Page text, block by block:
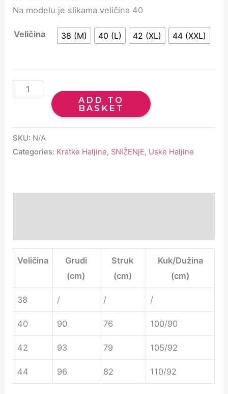
Na modelu je slikama veličina 40
Veličina 38 (M) 40 (L) 42 (XL) 44 (XXL)
ADD TO
BASKET
SKU: N/A
Categories: Kratke Haljine, SNIŽENjE, Uske Haljine
Veličina
Grudi
(cm)
Struk
(cm)
Kuk/Dužina
(cm)
38 / / /
40 90 76 100/90
42 93 79 105/92
44 96 82 110/92